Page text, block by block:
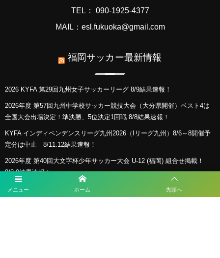
メニュー ホーム 先頭へ
TEL： 090-1925-4377
MAIL：esl.fukuoka@gmail.com
福岡サッカー最新情報
2026 KYFA 第29回九州女子サッカーリーグ 8/9結果速報！
2026年度 第57回九州中学校サッカー競技大会（大分県開催）ベスト4は
全国大会出場決定！準決勝、5位決定1回戦 8/8結果速報！
KYFA インディペンデンスリーグ九州2026（Iリーグ九州）8/6～8開催予
定分は中止 8/11.12結果速報！
2026年度 第40回大文字杯少年サッカー大会 U-12 (福岡) 組合せ掲載！
8/8,9結果速報！
2026年度 KYFA第43回九州女子サッカー選手権大会 兼 第48回皇后杯九州